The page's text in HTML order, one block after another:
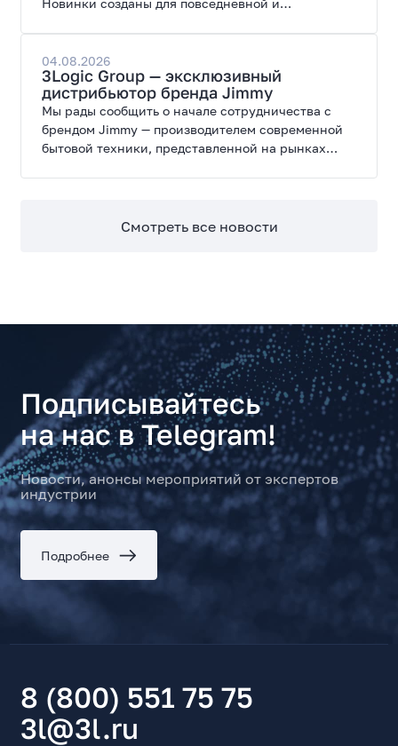
широкие возможности модернизации.
04.08.2026
3Logic Group — эксклюзивный
дистрибьютор бренда Jimmy
Мы рады сообщить о начале сотрудничества с
брендом Jimmy — производителем современной
бытовой техники, представленной на рынках
Смотреть все новости
Подписывайтесь
на нас в Telegram!
Новости, анонсы мероприятий от экспертов
индустрии
Подробнее
8 (800) 551 75 75
3l@3l.ru